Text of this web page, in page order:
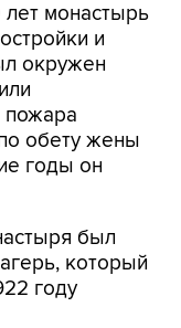
лет монастырь
и
окружен
пожара
обету жены
годы он
был
который
году